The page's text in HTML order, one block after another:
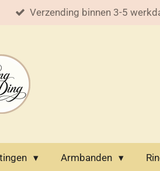
Verzending binnen 3-5
Armbanden